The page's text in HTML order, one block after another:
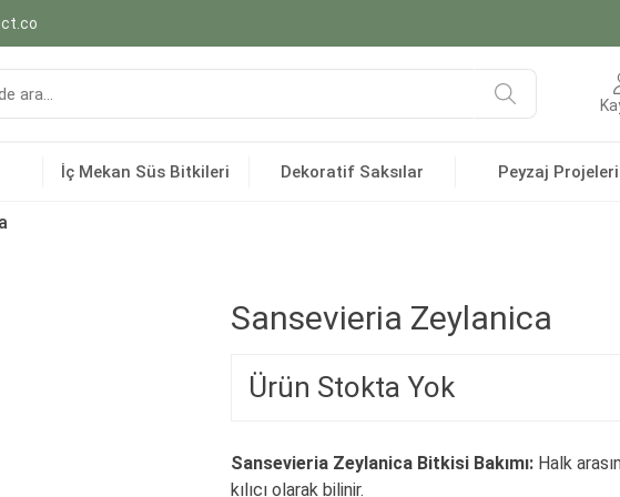
Ara
İç Mekan Süs Bitkileri Dekoratif Saksılar Peyzaj Projeleri
Sansevieria Zeylanica
Ürün Stokta Yok
Sansevieria Zeylanica Bitkisi Bakımı: Halk
kılıcı olarak bilinir.